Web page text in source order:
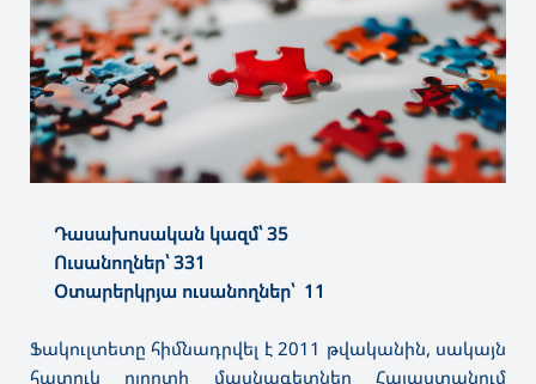
Դասախոսական կազմ՝ 35
Ուսանողներ՝ 331
Օտարերկրյա ուսանողներ՝ 11
Ֆակուլտետը հիմնադրվել է 2011 թվականին, սակայն
հատուկ ոլորտի մասնագետներ Հայաստանում